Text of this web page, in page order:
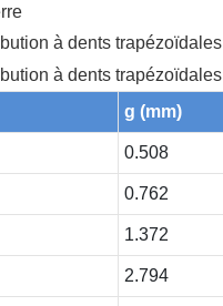
g (mm)
0.508
0.762
1.372
2.794